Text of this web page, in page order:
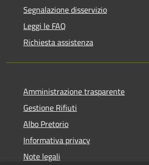
Segnalazione disservizio
Leggi le FAQ
Richiesta assistenza
Amministrazione trasparente
Gestione Rifiuti
Albo Pretorio
Informativa privacy
Note legali